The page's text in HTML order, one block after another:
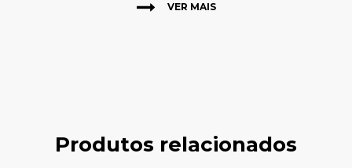
VER MAIS
Produtos relacionados